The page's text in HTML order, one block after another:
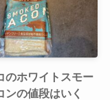
のホワイトスモー
ンの値段はいく